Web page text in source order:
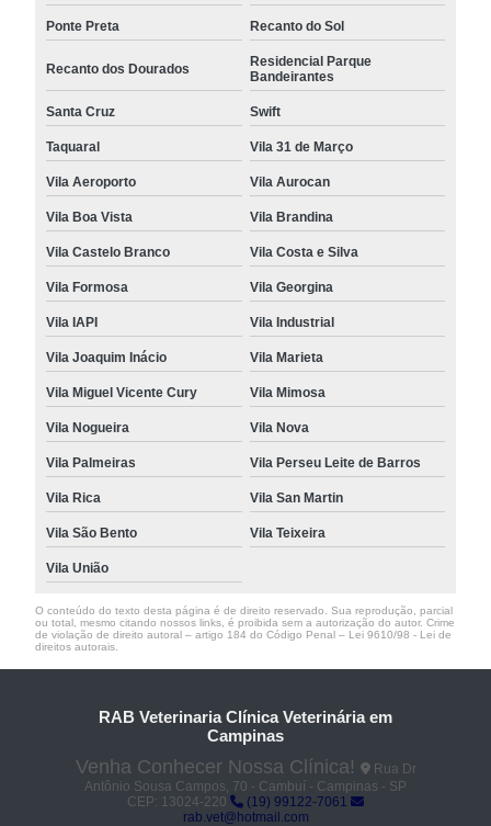
Ponte Preta Recanto do Sol
Recanto dos Dourados
Residencial Parque
Bandeirantes
Santa Cruz Swift
Taquaral Vila 31 de Março
Vila Aeroporto Vila Aurocan
Vila Boa Vista Vila Brandina
Vila Castelo Branco Vila Costa e Silva
Vila Formosa Vila Georgina
Vila IAPI Vila Industrial
Vila Joaquim Inácio Vila Marieta
Vila Miguel Vicente Cury Vila Mimosa
Vila Nogueira Vila Nova
Vila Palmeiras Vila Perseu Leite de Barros
Vila Rica Vila San Martin
Vila São Bento Vila Teixeira
Vila União
O conteúdo do texto desta página é de direito reservado. Sua reprodução, parcial
ou total, mesmo citando nossos links, é proibida sem a autorização do autor. Crime
de violação de direito autoral – artigo 184 do Código Penal – Lei 9610/98 - Lei de
direitos autorais
RAB Veterinaria Clínica Veterinária em
Campinas
Venha Conhecer Nossa Clínica!
Rua Dr
Antônio Sousa Campos, 70 - Cambuí - Campinas - SP
CEP: 13024-220
(19) 99122-7061
rab.vet@hotmail.com